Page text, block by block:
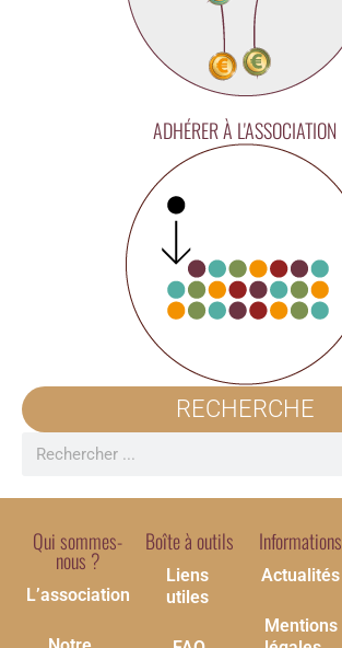
ADHÉRER À L'ASSOCIATION
RECHERCHE
Qui sommes-
nous ?
L’association
Boîte à outils
Liens
utiles
Informations
Actualités
Mentions